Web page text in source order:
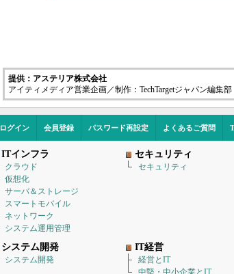
提供：アステリア株式会社
アイティメディア営業企画／制作：TechTargetジャパン編集部
ログイン 会員登録 パスワード再設定 よくあるご質問
ITインフラ
クラウド
仮想化
サーバ＆ストレージ
スマートモバイル
ネットワーク
システム運用管理
セキュリティ
セキュリティ
システム開発
システム開発
IT経営
経営とIT
中堅・中小企業とIT